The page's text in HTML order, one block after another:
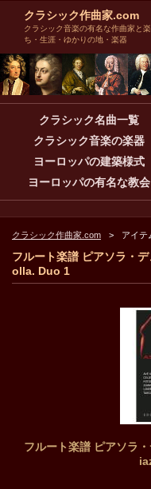
クラシック作曲家.com
クラシック音楽の有名な作曲家と
ち・生涯・ゆかりの地・楽器
クラシック名曲一覧
クラシック音楽の楽器
ヨーロッパの建築様式
ヨーロッパの有名な教会
クラシック作曲家.com アイテ
フルート楽譜 ピアソラ・
olla. Duo 1
フルート楽譜 ピアソラ